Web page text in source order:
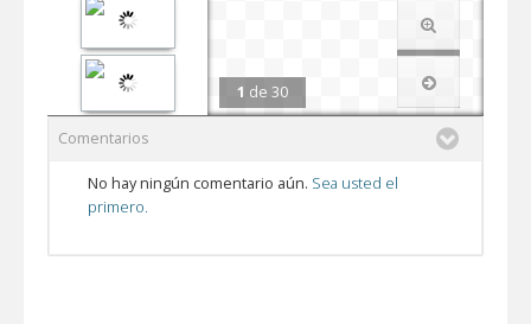
1 de 30
Comentarios
No hay ningún comentario aún. Sea usted el
primero.